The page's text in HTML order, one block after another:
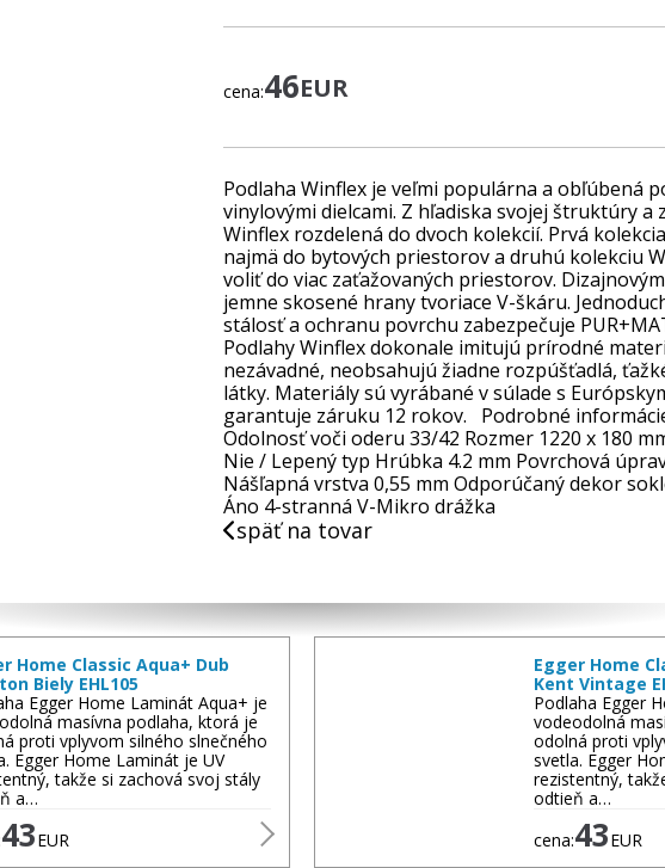
cena:46EUR
Podlaha Winflex je veľmi populárna a obľúbená
vinylovými dielcami. Z hľadiska svojej štruktúry a
Winflex rozdelená do dvoch kolekcií. Prvá
najmä do bytových priestorov a druhú kolekciu
voliť do viac zaťažovaných priestorov.
jemne skosené hrany tvoriace V-škáru.
stálosť a ochranu povrchu zabezpečuje
Podlahy Winflex dokonale imitujú prírodné
nezávadné, neobsahujú žiadne rozpúšťadlá,
látky. Materiály sú vyrábané v súlade s
garantuje záruku 12 rokov. Podrobné
Odolnosť voči oderu 33/42 Rozmer 1220 x 180
Nie / Lepený typ Hrúbka 4.2 mm Povrchová
Nášľapná vrstva 0,55 mm Odporúčaný dekor
Áno 4-stranná V-Mikro drážka
späť na tovar
Home Classic Aqua+ Dub
Biely EHL105
Egger Home Laminát Aqua+ je
masívna podlaha, ktorá je
proti vplyvom silného slnečného
Egger Home Laminát je UV
takže si zachová svoj stály
a…
43EUR
Egger Home
Kent Vintage
Podlaha Egger
vodeodolná
odolná proti
svetla. Egger
rezistentný,
odtieň a…
cena:43EUR